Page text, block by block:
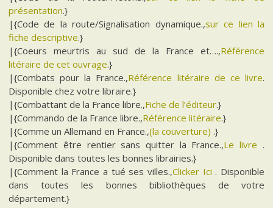
présentation.}
|{Code de la route/Signalisation dynamique.,sur ce lien la
fiche descriptive.}
|{Coeurs meurtris au sud de la France et….,Référence
litéraire de cet ouvrage.}
|{Combats pour la France.,Référence litéraire de ce livre.
Disponible chez votre libraire.}
|{Combattant de la France libre.,Fiche de l’éditeur.}
|{Commando de la France libre.,Référence litéraire.}
|{Comme un Allemand en France.,(la couverture) .}
|{Comment être rentier sans quitter la France.,Le livre .
Disponible dans toutes les bonnes librairies.}
|{Comment la France a tué ses villes.,Clicker Ici . Disponible
dans toutes les bonnes bibliothèques de votre
département.}